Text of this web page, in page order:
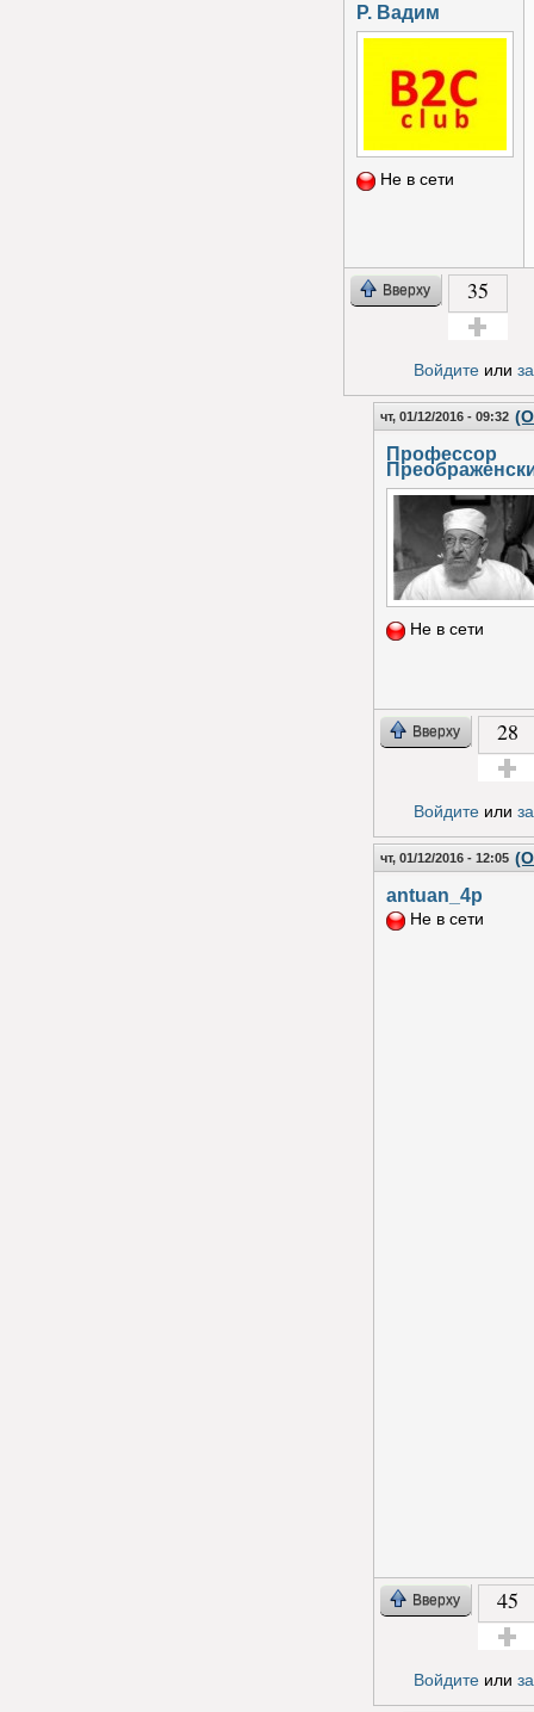
Р. Вадим
Не в сети
Вверху 35
Войдитеили
чт, 01/12/2016 - 09:32
Профессор
Не в сети
Вверху 28
Войдитеили
чт, 01/12/2016 - 12:05
antuan_4p
Не в сети
Вверху 45
Войдитеили